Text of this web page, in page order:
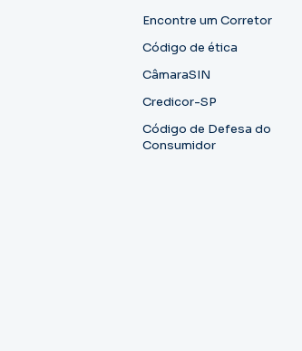
Encontre um Corretor
Código de ética
CâmaraSIN
Credicor-SP
Código de Defesa do
Consumidor